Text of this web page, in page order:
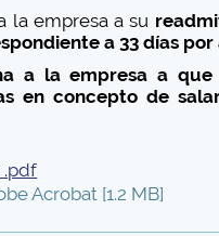
la empresa a su
a 33 días
a la empresa a
en concepto de
.pdf
Acrobat [1.2 MB]